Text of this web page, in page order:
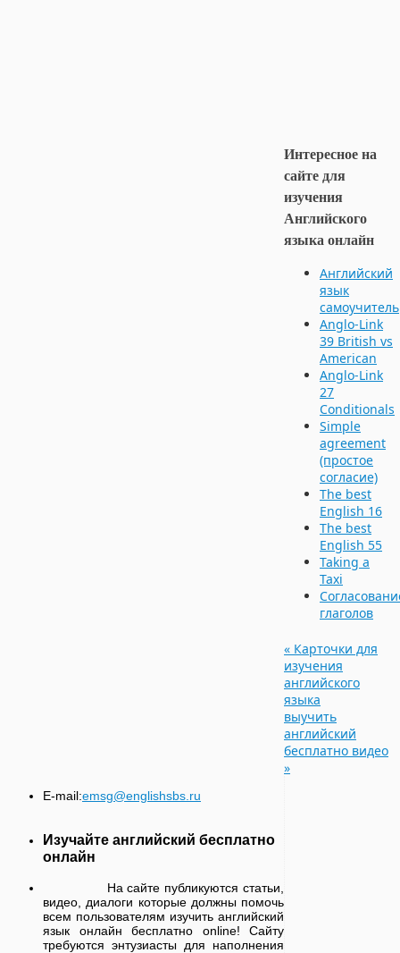
Интересное на
сайте для
изучения
Английского
языка онлайн
Английский
язык
cамоучитель
Anglo-Link
39 British vs
American
Anglo-Link
27
Conditionals
Simple
agreement
(простое
согласие)
The best
English 16
The best
English 55
Taking a
Taxi
глаголов
« Карточки для
изучения
английского
языка
выучить
английский
бесплатно видео
»
E-mail:emsg@englishsbs.ru
Изучайте английский бесплатно
онлайн
На сайте публикуются статьи,
видео, диалоги которые должны помочь
всем пользователям изучить английский
язык онлайн бесплатно online! Сайту
требуются энтузиасты для наполнения